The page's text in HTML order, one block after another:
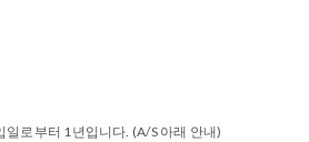
로부터 1년입니다. (A/S 아래 안내)